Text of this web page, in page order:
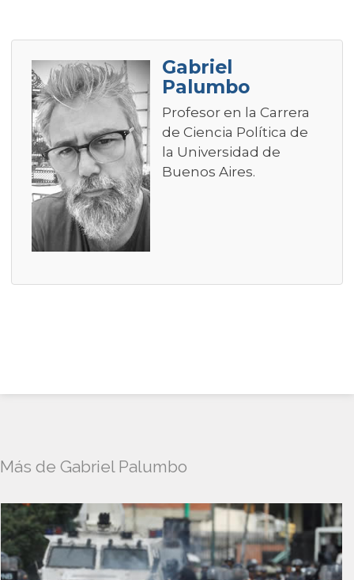
Gabriel
Palumbo
Profesor en la Carrera
de Ciencia Política de
la Universidad de
Buenos Aires.
Más de Gabriel Palumbo